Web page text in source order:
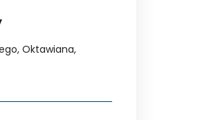
, Oktawiana,